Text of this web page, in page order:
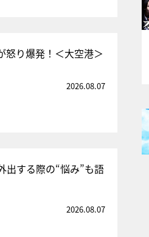
り爆発！＜大空港＞
2026.08.07
出する際の“悩み”も語
2026.08.07